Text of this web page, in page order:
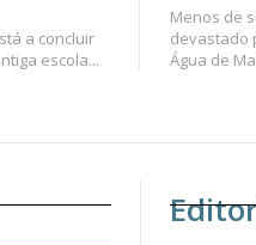
a concluir
escola...
Menos de
devastado
Água de